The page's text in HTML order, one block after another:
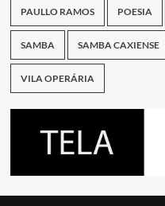
PAULLO RAMOS POESIA
SAMBA SAMBA CAXIENSE
VILA OPERÁRIA